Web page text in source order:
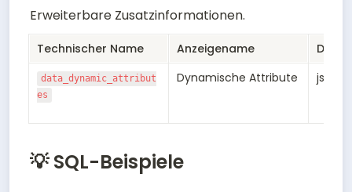
Erweiterbare Zusatzinformationen.
Technischer Name Anzeigename
data_dynamic_attribut
es
Dynamische Attribute jsonb
💡 SQL-Beispiele